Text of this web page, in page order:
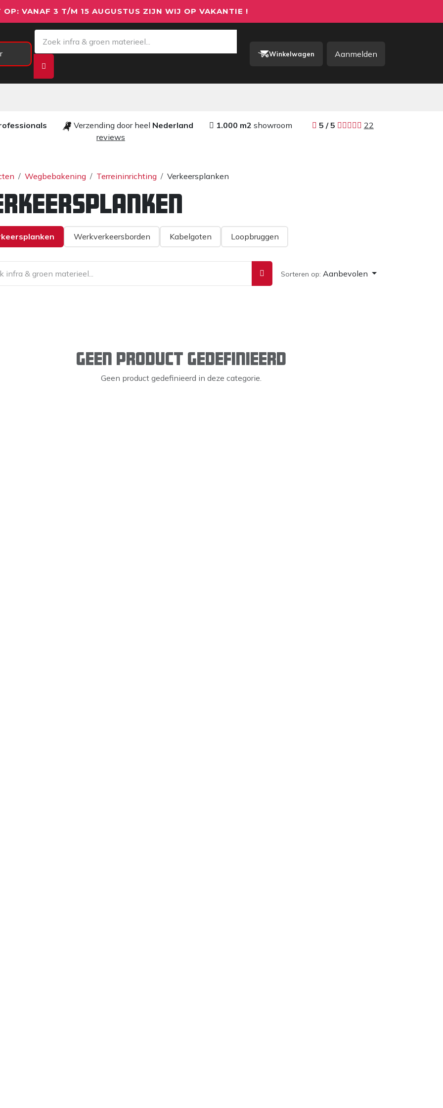
VANAF 3 T/M 15 AUGUSTUS ZIJN WIJ OP VAKANTIE !
Winkelwagen Aanmelden
Verzending door heel Nederland 1.000 m2showroom 5 / 5 ​
22
reviews​
Wegbebakening Terreininrichting Verkeersplanken
Werkverkeersborden Kabelgoten Loopbruggen
Sorteren op: Aanbevolen
Geen product gedefinieerd
Geen product gedefinieerd in deze categorie.